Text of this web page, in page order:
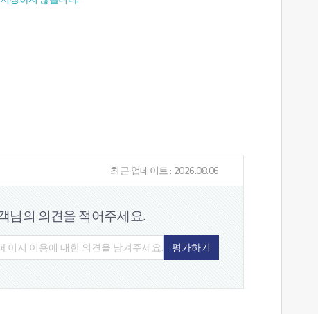
최근 업데이트 : 2026.08.06
님의 의견을적어주세요.